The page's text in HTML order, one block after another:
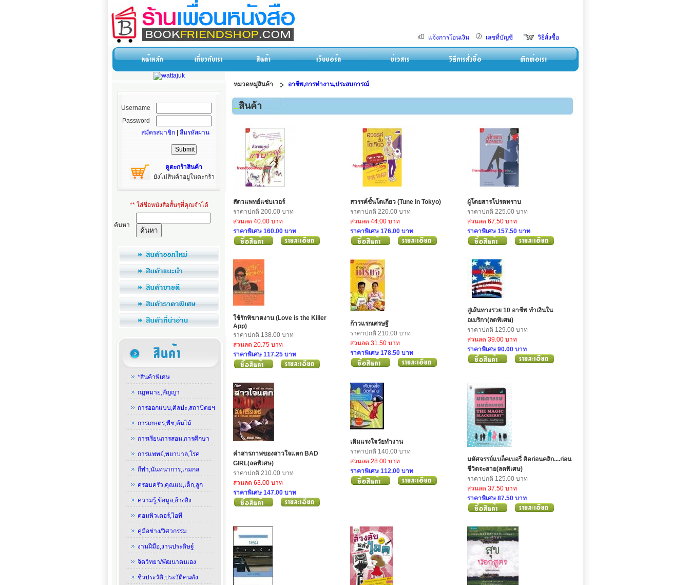
แจ้งการโอนเงิน เลขที่บัญชี วิธีสั่งซื้อ
Username
Password
สมัครสมาชิก
ลืมรหัสผ่าน
ดูตะกร้าสินค้า
ยังไม่สินค้าอยู่ในตะกร้า
** ใส่ชื่อหนังสือสั้นๆที่คุณจำได้
ค้นหา
*สินค้าพิเศษ
กฎหมาย,สัญญา
การออกแบบ,ศิลปะ,สถาปัตยฯ
การเกษตร,พืช,ต้นไม้
การเรียนการสอน,การศึกษา
การแพทย์,พยาบาล,โรค
กีฬา,นันทนาการ,เกมกล
ครอบครัว,คุณแม่,เด็ก,ลูก
ความรู้,ข้อมูล,อ้างอิง
คอมพิวเตอร์,ไอที
คู่มือช่าง/วิศวกรรม
งานฝีมือ,งานประดิษฐ์
จิตวิทยา/พัฒนาตนเอง
ชีวประวัติ,ประวัติคนดัง
หมวดหมู่สินค้า อาชีพ,การทำงาน,ประสบการณ์
สินค้า
สัตวแพทย์แซ่บเวอร์
ราคาปกติ 200.00 บาท
ส่วนลด 40.00 บาท
ราคาพิเศษ 160.00 บาท
สวรรค์ชั้นโตเกียว (Tune in Tokyo)
ราคาปกติ 220.00 บาท
ส่วนลด 44.00 บาท
ราคาพิเศษ 176.00 บาท
ผู้โดยสารโปรดทราบ
ราคาปกติ 225.00 บาท
ส่วนลด 67.50 บาท
ราคาพิเศษ 157.50 บาท
ใช้รักพิฆาตงาน (Love is the Killer
App)
ราคาปกติ 138.00 บาท
ส่วนลด 20.75 บาท
ราคาพิเศษ 117.25 บาท
ก้าวแรกเศรษฐี
ราคาปกติ 210.00 บาท
ส่วนลด 31.50 บาท
ราคาพิเศษ 178.50 บาท
สู่เส้นทางรวย 10 อาชีพ ทำเงินใน
อเมริกา(ลดพิเศษ)
ราคาปกติ 129.00 บาท
ส่วนลด 39.00 บาท
ราคาพิเศษ 90.00 บาท
คำสารภาพของสาวใจแตก BAD
GIRL(ลดพิเศษ)
ราคาปกติ 210.00 บาท
ส่วนลด 63.00 บาท
ราคาพิเศษ 147.00 บาท
เติมแรงใจวัยทำงาน
ราคาปกติ 140.00 บาท
ส่วนลด 28.00 บาท
ราคาพิเศษ 112.00 บาท
มหัศจรรย์แบล็คเบอรี่ คิดก่อนคลิก....ก่อน
ชีวิตจะสาย(ลดพิเศษ)
ราคาปกติ 125.00 บาท
ส่วนลด 37.50 บาท
ราคาพิเศษ 87.50 บาท